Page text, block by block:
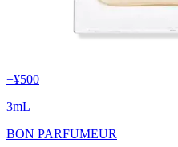
+¥500
3mL
BON PARFUMEUR